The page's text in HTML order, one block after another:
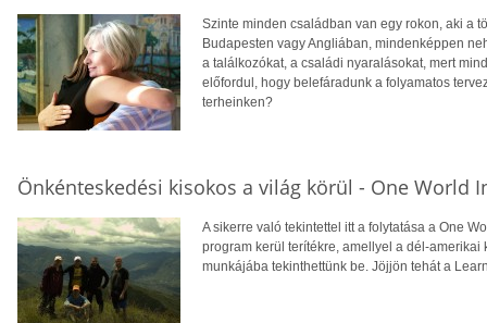
Szinte minden családban van egy rokon, aki a
Budapesten vagy Angliában, mindenképpen
a találkozókat, a családi nyaralásokat, mert
előfordul, hogy belefáradunk a folyamatos
terheinken?
Önkénteskedési kisokos a világ körül - One World
A sikerre való tekintettel itt a folytatása a One
program kerül terítékre, amellyel a dél-
munkájába tekinthettünk be. Jöjjön tehát a